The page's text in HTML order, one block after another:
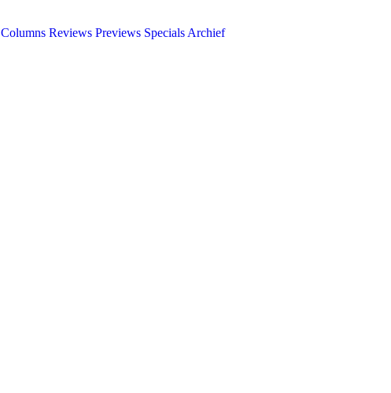
Columns Reviews Previews Specials Archief